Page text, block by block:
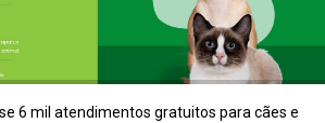
6 mil atendimentos gratuitos para cães e